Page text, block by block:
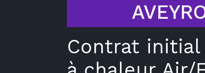
Contrat initial